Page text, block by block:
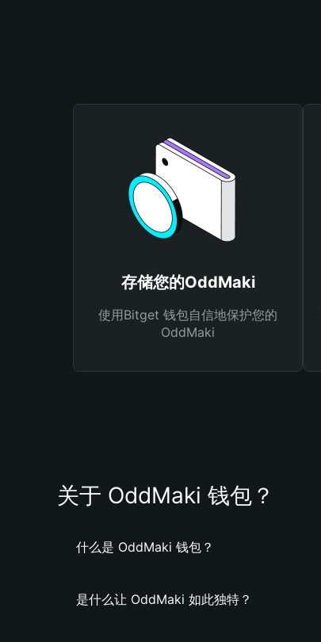
存储您的OddMaki
使用Bitget 钱包自信地保护您的
OddMaki
关于 OddMaki 钱包？
什么是 OddMaki 钱包？
是什么让 OddMaki 如此独特？